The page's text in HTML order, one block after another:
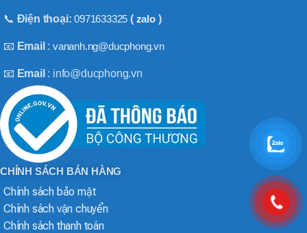
📞 Điện thoại:0971633325 ( zalo)
📧 Email :vananh.ng@ducphong.vn
📧 Email : info@ducphong.vn
CHÍNH SÁCH BÁN HÀNG
Chính sách bảo mật
Chính sách vận chuyển
Chính sách thanh toán